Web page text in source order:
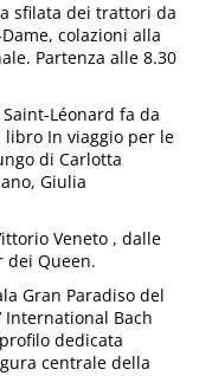
la sfilata dei trattori da
colazioni alla
Partenza alle 8.30
Saint-Léonard fa da
libro In viaggio per le
di Carlotta
Giulia
Veneto , dalle
dei Queen.
Gran Paradiso del
International Bach
dedicata
centrale della